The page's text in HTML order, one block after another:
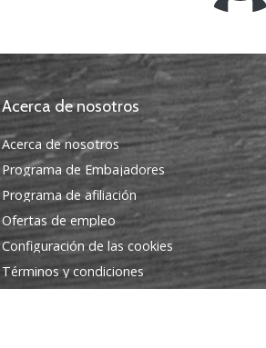
Acerca de nosotros
Acerca de nosotros
Programa de Embajadores
Programa de afiliación
Ofertas de empleo
Configuración de las cookies
Términos y condiciones